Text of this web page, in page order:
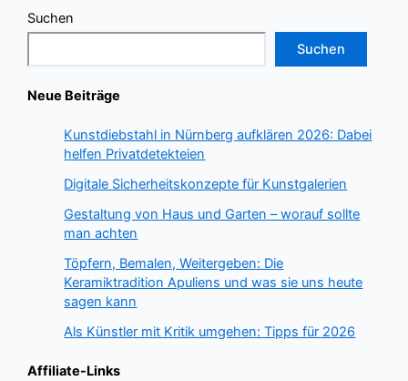
Suchen
Suchen
Neue Beiträge
Kunstdiebstahl in Nürnberg aufklären 2026: Dabei
helfen Privatdetekteien
Digitale Sicherheitskonzepte für Kunstgalerien
Gestaltung von Haus und Garten – worauf sollte
man achten
Töpfern, Bemalen, Weitergeben: Die
Keramiktradition Apuliens und was sie uns heute
sagen kann
Als Künstler mit Kritik umgehen: Tipps für 2026
Affiliate-Links